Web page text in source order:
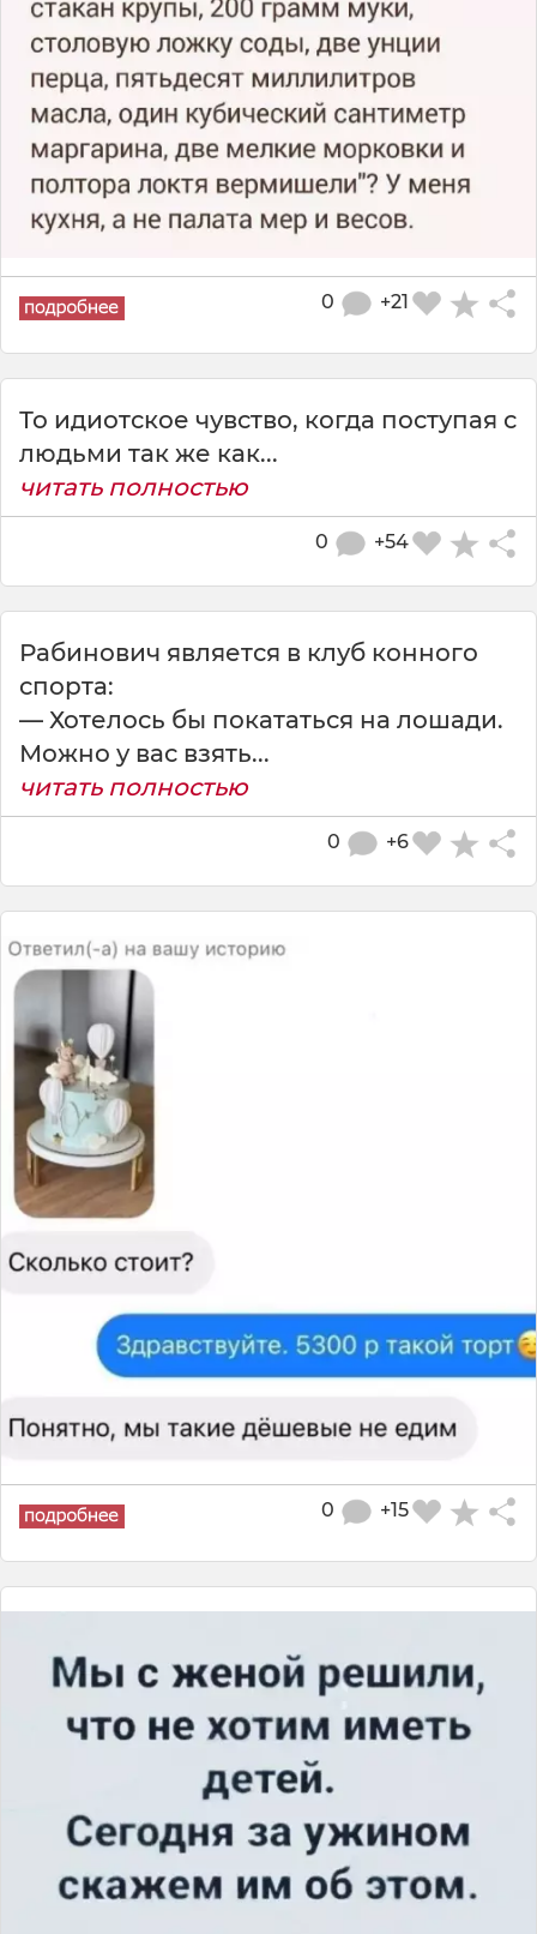
+21
0
То идиотское чувство, когда поступая с
людьми так же как...
читать полностью
+54
0
Рабинович является в клуб конного
спорта:
— Хотелось бы покататься на лошади.
Можно у вас взять...
читать полностью
+6
0
+15
0